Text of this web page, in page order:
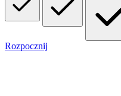
Rozpocznij